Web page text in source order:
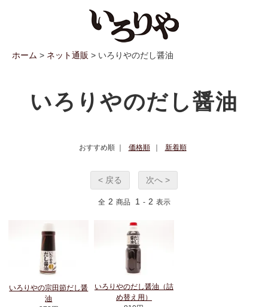
ホーム > ネット通販 > いろりやのだし醤油
いろりやのだし醤油
おすすめ順 ｜ 価格順 新着順
< 戻る 次へ >
全 2 商品 1 - 2 表示
いろりやの宗田節だし醤
油
いろりやのだし醤油（詰
め替え用）